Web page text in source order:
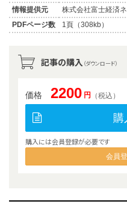
情報提供元
株式会社富士経済
PDFページ数
1頁（308kb）
記事の購入 （ダウンロード）
価格 2200 円 （税込）
購
購入には会員登録が必要です
会員